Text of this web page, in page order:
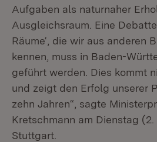
Aufgaben als naturnaher
Ausgleichsraum. Eine
Räume‘, die wir aus anderen
kennen, muss in Baden-
geführt werden. Dies kommt
und zeigt den Erfolg unserer
zehn Jahren“, sagte
Kretschmann am Dienstag (2.
Stuttgart.